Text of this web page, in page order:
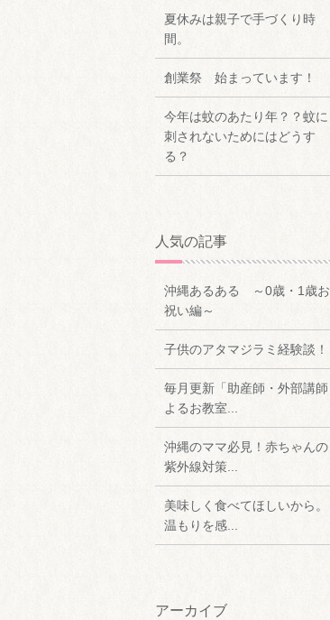
夏休みは親子で手づくり時
間。
創業祭 始まっています！
今年は蚊のあたり年？？蚊に
刺されないためにはどうす
る？
人気の記事
沖縄あるある ～0歳・1歳お
祝い編～
子供のアタマジラミ経験談！
毎月更新「助産師・外部講師
よるお教室...
沖縄のママ必見！赤ちゃんの
紫外線対策...
美味しく食べてほしいから。
温もりを感...
アーカイブ